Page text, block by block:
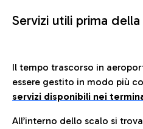
Servizi utili prima
Il tempo trascorso in
essere gestito in modo più
servizi disponibili nei
All’interno dello scalo si